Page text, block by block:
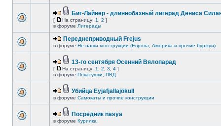
Биг-Лайнер - длиннобазный лигерад Дениса
[ На страницу: 1 2 ]
в форуме Лигерады
Переднеприводный Frejus
в форуме Не наши конструкции (Европа, Америка и прочие буржуи)
13-го сентября Осенний Вялопарад
[ На страницу: 1 2 3 4 ]
в форуме Покатушки, ПВД
Убийца Eyjafjallajökull
в форуме Самокаты и прочие конструкции
Посредник nasya
в форуме Курилка